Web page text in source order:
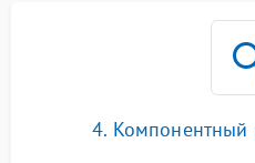
4. Компонентный